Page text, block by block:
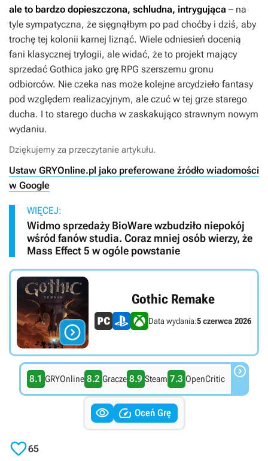
ale to bardzo dopieszczona, schludna, intrygująca – na
tyle sympatyczna, że sięgnąłbym po pad choćby i dziś, aby
trochę tej kolonii karnej liznąć. Wiele odniesień docenią
fani klasycznej trylogii, ale widać, że to projekt mający
sprzedać Gothica jako grę RPG szerszemu gronu
odbiorców. Nie czeka nas może kolejne arcydzieło fantasy
pod względem realizacyjnym, ale czuć w tej grze starego
ducha. I to starego ducha w zaskakująco strawnym nowym
wydaniu.
Dziękujemy za przeczytanie artykułu.
Ustaw GRYOnline.pl jako preferowane źródło wiadomości
w Google
WIĘCEJ:
Widmo sprzedaży BioWare wzbudziło niepokój
wśród fanów studia. Coraz mniej osób wierzy, że
Mass Effect 5 w ogóle powstanie

Gothic Remake
Data wydania:5 czerwca 2026
8.1 GRYOnline 8.2 Gracze 8.9 Steam 7.3 OpenCritic 
  Oceń Grę
65